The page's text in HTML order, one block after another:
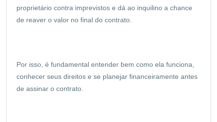
proprietário contra imprevistos e dá ao inquilino a chance
de reaver o valor no final do contrato.
Por isso, é fundamental entender bem como ela funciona,
conhecer seus direitos e se planejar financeiramente antes
de assinar o contrato.